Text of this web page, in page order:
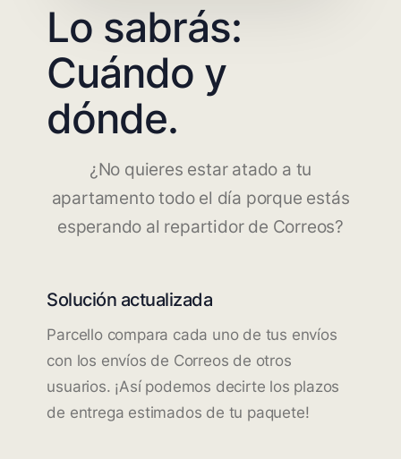
Lo sabrás:
Cuándo y
dónde.
¿No quieres estar atado a tu
apartamento todo el día porque estás
esperando al repartidor de Correos?
Solución actualizada
Parcello compara cada uno de tus envíos
con los envíos de Correos de otros
usuarios. ¡Así podemos decirte los plazos
de entrega estimados de tu paquete!